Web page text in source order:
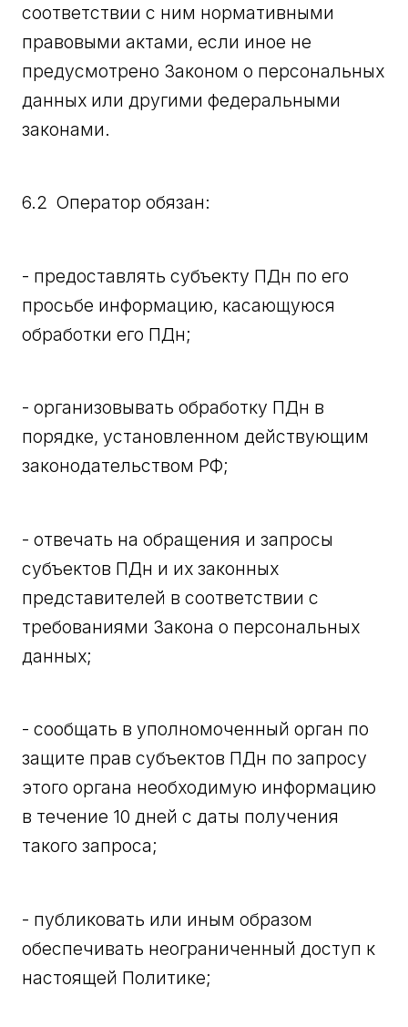
соответствии с ним нормативными
правовыми актами, если иное не
предусмотрено Законом о персональных
данных или другими федеральными
законами.
6.2 Оператор обязан:
- предоставлять субъекту ПДн по его
просьбе информацию, касающуюся
обработки его ПДн;
- организовывать обработку ПДн в
порядке, установленном действующим
законодательством РФ;
- отвечать на обращения и запросы
субъектов ПДн и их законных
представителей в соответствии с
требованиями Закона о персональных
данных;
- сообщать в уполномоченный орган по
защите прав субъектов ПДн по запросу
этого органа необходимую информацию
в течение 10 дней с даты получения
такого запроса;
- публиковать или иным образом
обеспечивать неограниченный доступ к
настоящей Политике;